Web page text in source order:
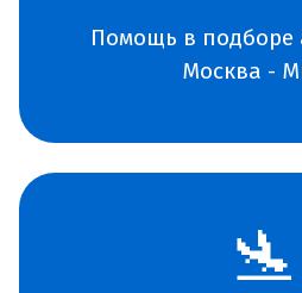
Помощь в подборе
Москва -
🛬